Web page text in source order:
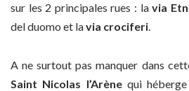
sur les 2 principales rues : lavia
del duomo et lavia crociferi.
A ne surtout pas manquer dans
Saint Nicolas l’Arènequi héberge